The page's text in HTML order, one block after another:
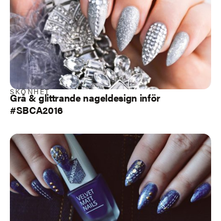
SKÖNHET
Grå & glittrande nageldesign inför
#SBCA2016